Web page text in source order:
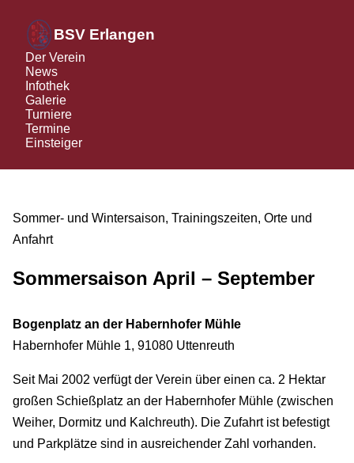
BSV Erlangen
Der Verein
News
Infothek
Galerie
Turniere
Termine
Einsteiger
Sommer- und Wintersaison, Trainingszeiten, Orte und
Anfahrt
Sommersaison April – September
Bogenplatz an der Habernhofer Mühle
Habernhofer Mühle 1, 91080 Uttenreuth
Seit Mai 2002 verfügt der Verein über einen ca. 2 Hektar
großen Schießplatz an der Habernhofer Mühle (zwischen
Weiher, Dormitz und Kalchreuth). Die Zufahrt ist befestigt
und Parkplätze sind in ausreichender Zahl vorhanden.